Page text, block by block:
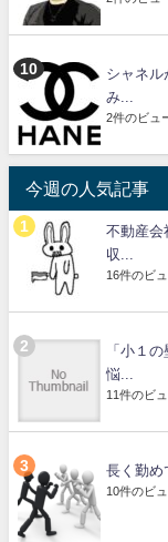
シャネル
み...
2件のビュ
今週の人気記事
不動産
収...
16件のビ
「小１
悩...
11件のビ
長く勤め
10件のビ